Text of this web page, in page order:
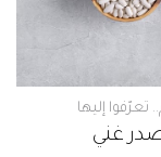
غني